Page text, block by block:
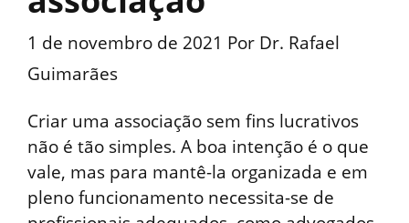
1 de novembro de 2021 Por Dr. Rafael
Guimarães
Criar uma associação sem fins lucrativos
não é tão simples. A boa intenção é o que
vale, mas para mantê-la organizada e em
pleno funcionamento necessita-se de